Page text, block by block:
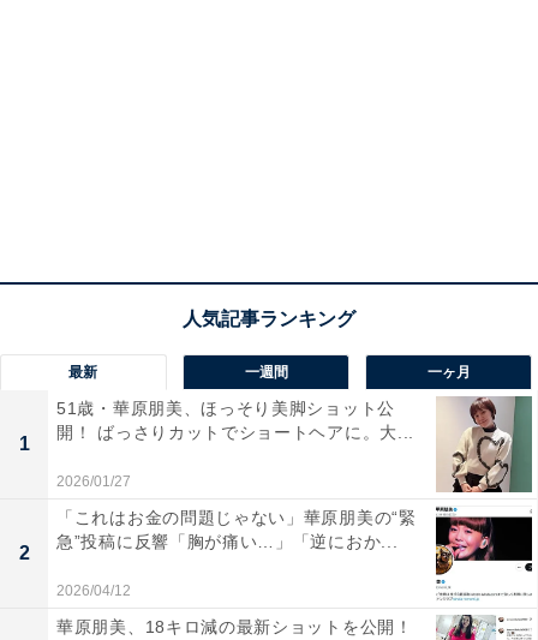
最新 一週間 一ヶ月
1
51歳・華原朋美、ほっそり美脚ショット公
開！ ばっさりカットでショートヘアに。大...
2026/01/27
2
「これはお金の問題じゃない」華原朋美の“緊
急”投稿に反響「胸が痛い…」「逆におか...
2026/04/12
華原朋美、18キロ減の最新ショットを公開！